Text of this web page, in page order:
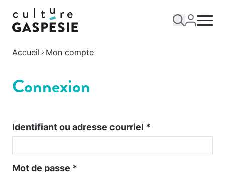
Accueil Mon compte
Connexion
Identifiant ou adresse courriel *
Mot de passe *